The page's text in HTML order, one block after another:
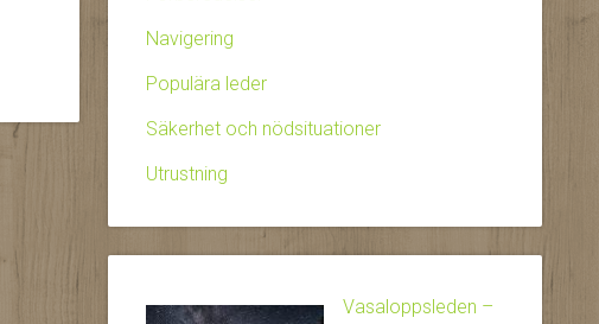
Navigering
Populära leder
Säkerhet och nödsituationer
Utrustning
Vasaloppsleden –